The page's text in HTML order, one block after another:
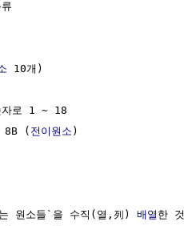
10개)
자로 1 ~ 18
8B (전이원소 )
원소들`을 수직(열,列) 배열 한 것